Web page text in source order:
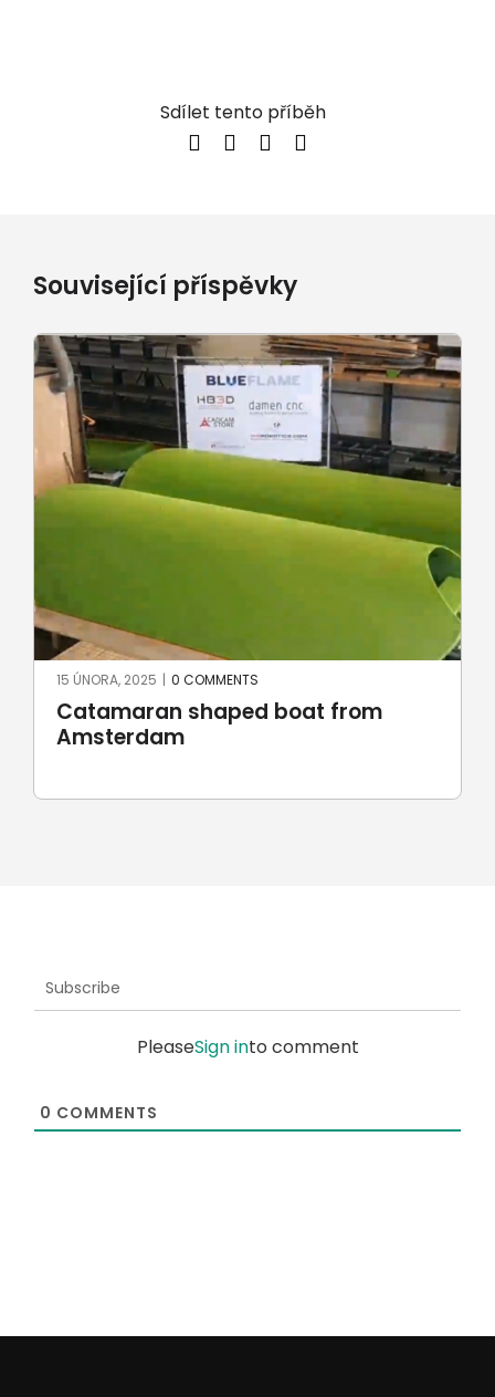
Sdílet tento příběh
Související příspěvky
Catamaran shaped boat from
Amsterdam
15 ÚNORA, 2025 | 0 COMMENTS
Subscribe
PleaseSign into comment
0 COMMENTS